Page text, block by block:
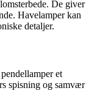
De giver
Havelamper kan
detaljer.
et
spisning og samvær